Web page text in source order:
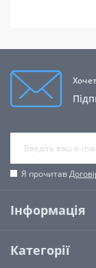
Я прочитав
Інформація
Категорії